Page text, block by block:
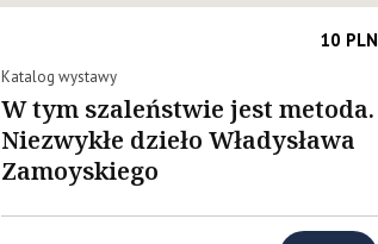
10 PLN
Katalog wystawy
W tym szaleństwie jest metoda.
Niezwykłe dzieło Władysława
Zamoyskiego